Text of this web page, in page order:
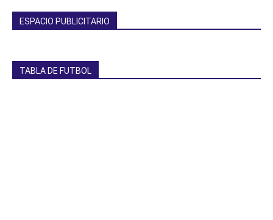
ESPACIO PUBLICITARIO
TABLA DE FUTBOL